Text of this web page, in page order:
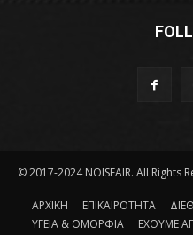
© 2017-2024 NOISEAIR. All Rights
ΑΡΧΙΚΗ ΕΠΙΚΑΙΡΟΤΗΤΑ
ΥΓΕΙΑ & ΟΜΟΡΦΙΑ
ΕΧΟΥΜΕ